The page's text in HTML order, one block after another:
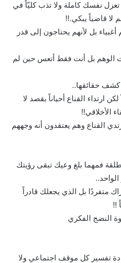
تعزل نفسك كاملة ولا تذب كليّاً في
لا قاضياً يبكي.!!
بل لأنهم يحتاجون إلى قدر
الوهم بل أنت فقط أتعس حين لم
كشف حقائقها..
ارتداء القناع أحياناً بقصد لا
الأخلاقي!!
القناع وهم يعتقدون أنه وجههم
فمهما بلغ وعيك تبقى رؤيتك
متفردًا بل الذي يجعلك قادراً
!!
النضج الفكري
تفسير كل موقف اجتماعي ولا